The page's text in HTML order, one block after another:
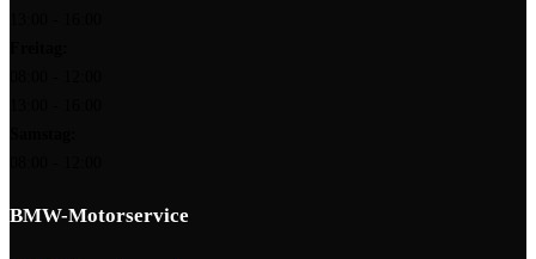
BMW-Motorservice